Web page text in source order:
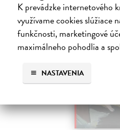
K prevádzke internetového
využívame cookies slúžiace
funkčnosti, marketingové
maximálneho pohodlia a
NASTAVENIA